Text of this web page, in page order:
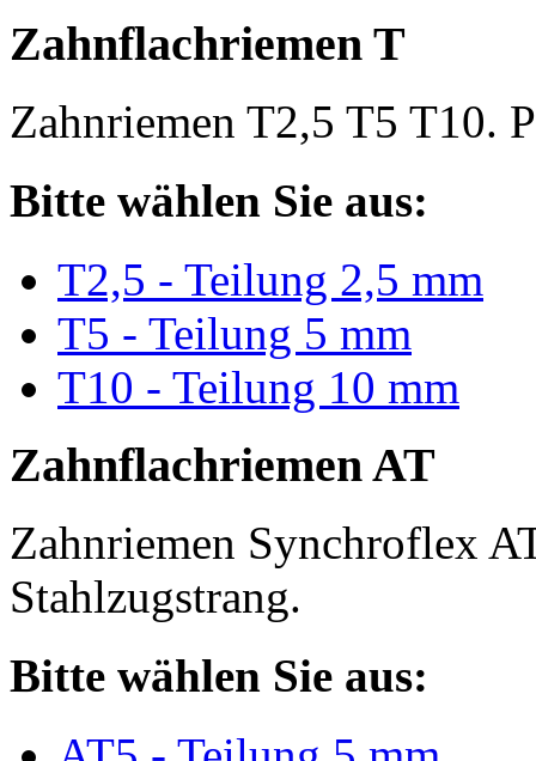
Zahnflachriemen T
Zahnriemen T2,5 T5 T10.
Bitte wählen Sie aus:
T2,5 - Teilung 2,5 mm
T5 - Teilung 5 mm
T10 - Teilung 10 mm
Zahnflachriemen AT
Zahnriemen Synchroflex
Stahlzugstrang.
Bitte wählen Sie aus: